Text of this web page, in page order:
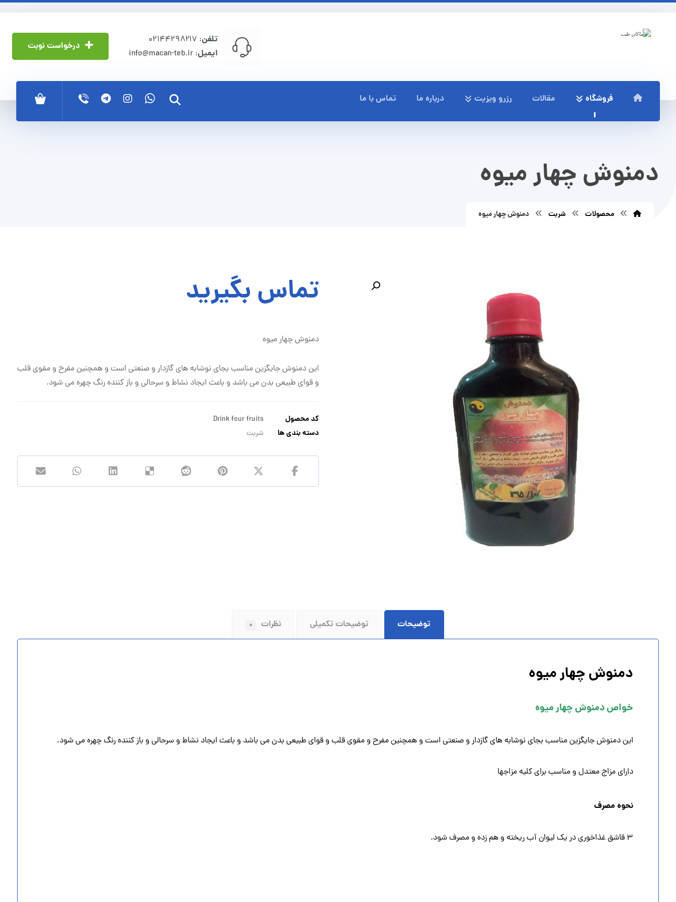
درخواست نوبت
تلفن: ۰۲۱۴۴۲۹۸۲۱۷
ایمیل: info@macan-teb.ir
فروشگاه مقالات رزرو ویزیت درباره ما تماس با ما
دمنوش چهار میوه
محصولات شربت دمنوش چهار میوه
تماس بگیرید
دمنوش چهار میوه
این دمنوش جایگزین مناسب بجای نوشابه های گازدار و صنعتی است و همچنین مفرح و مقوی قلب
و قوای طبیعی بدن می باشد و باعث ایجاد نشاط و سرحالی و باز کننده رنگ چهره می شود.
کد محصول
Drink four fruits
دسته بندی ها
شربت
توضیحات توضیحات تکمیلی نظرات ۰
دمنوش چهار میوه
‌خواص دمنوش چهار میوه
این دمنوش جایگزین مناسب بجای نوشابه های گازدار و صنعتی است و همچنین مفرح و مقوی قلب و قوای طبیعی بدن می باشد و باعث ایجاد نشاط و سرحالی و باز کننده رنگ چهره می شود.
دارای مزاج معتدل و مناسب برای کلیه مزاجها
نحوه مصرف
۳ قاشق غذاخوری در یک لیوان آب ریخته و هم زده و مصرف شود.